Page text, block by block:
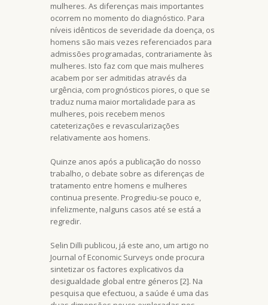
mulheres. As diferenças mais importantes
ocorrem no momento do diagnóstico. Para
níveis idênticos de severidade da doença, os
homens são mais vezes referenciados para
admissões programadas, contrariamente às
mulheres. Isto faz com que mais mulheres
acabem por ser admitidas através da
urgência, com prognósticos piores, o que se
traduz numa maior mortalidade para as
mulheres, pois recebem menos
cateterizações e revascularizações
relativamente aos homens.
Quinze anos após a publicação do nosso
trabalho, o debate sobre as diferenças de
tratamento entre homens e mulheres
continua presente. Progrediu-se pouco e,
infelizmente, nalguns casos até se está a
regredir.
Selin Dilli publicou, já este ano, um artigo no
Journal of Economic Surveys onde procura
sintetizar os factores explicativos da
desigualdade global entre géneros [2]. Na
pesquisa que efectuou, a saúde é uma das